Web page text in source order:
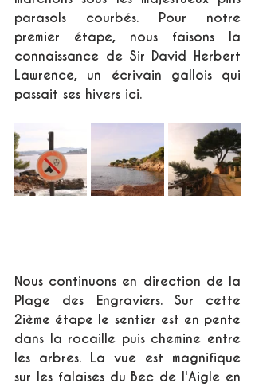
parasols courbés. Pour notre
premier étape, nous faisons la
connaissance de Sir David Herbert
Lawrence, un écrivain gallois qui
passait ses hivers ici.
Nous continuons en direction de la
Plage des Engraviers. Sur cette
2ième étape le sentier est en pente
dans la rocaille puis chemine entre
les arbres. La vue est magnifique
sur les falaises du Bec de l'Aigle en